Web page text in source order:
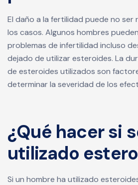
El daño a la fertilidad puede no ser
los casos. Algunos hombres
problemas de infertilidad incluso
dejado de utilizar esteroides. La
de esteroides utilizados son
determinar la severidad de los
¿Qué hacer si
utilizado
Si un hombre ha utilizado